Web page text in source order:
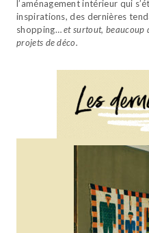
l’aménagement intérieur qui
inspirations, des dernières
shopping…et surtout, beaucoup
projets de déco.